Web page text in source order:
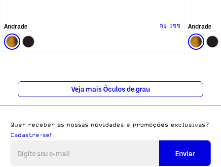
Andrade R$ 199 Andrade
Veja mais Óculos de grau
Quer receber as nossas novidades e promoções exclusivas?
Cadastre-se!
Enviar